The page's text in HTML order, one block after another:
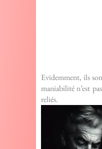
Evidemment, ils
maniabilité n’est
reliés.